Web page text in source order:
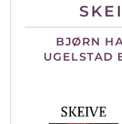
BJØRN
UGELSTAD